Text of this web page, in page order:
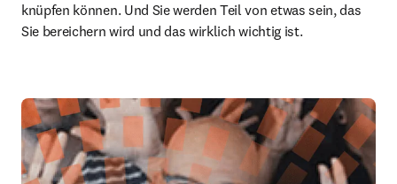
knüpfen können. Und Sie werden Teil von etwas sein, das
Sie bereichern wird und das wirklich wichtig ist.